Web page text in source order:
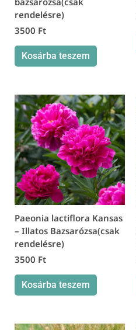
rendelésre)
3500 Ft
Kosárba teszem
Paeonia lactiflora Kansas
– Illatos Bazsarózsa(csak
rendelésre)
3500 Ft
Kosárba teszem